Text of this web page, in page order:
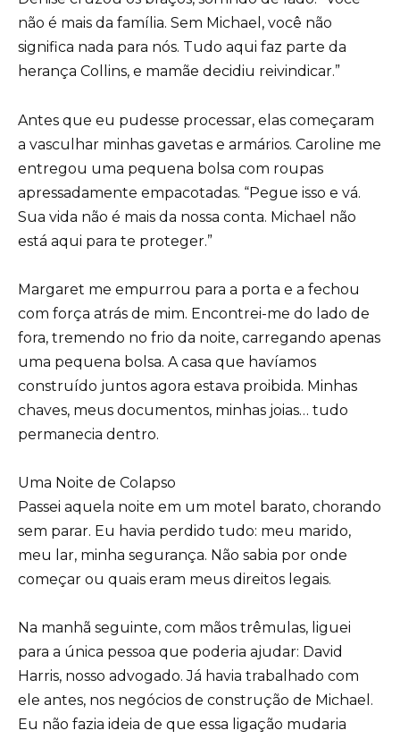
não é mais da família. Sem Michael, você não
significa nada para nós. Tudo aqui faz parte da
herança Collins, e mamãe decidiu reivindicar.”
Antes que eu pudesse processar, elas começaram
a vasculhar minhas gavetas e armários. Caroline me
entregou uma pequena bolsa com roupas
apressadamente empacotadas. “Pegue isso e vá.
Sua vida não é mais da nossa conta. Michael não
está aqui para te proteger.”
Margaret me empurrou para a porta e a fechou
com força atrás de mim. Encontrei-me do lado de
fora, tremendo no frio da noite, carregando apenas
uma pequena bolsa. A casa que havíamos
construído juntos agora estava proibida. Minhas
chaves, meus documentos, minhas joias… tudo
permanecia dentro.
Uma Noite de Colapso
Passei aquela noite em um motel barato, chorando
sem parar. Eu havia perdido tudo: meu marido,
meu lar, minha segurança. Não sabia por onde
começar ou quais eram meus direitos legais.
Na manhã seguinte, com mãos trêmulas, liguei
para a única pessoa que poderia ajudar: David
Harris, nosso advogado. Já havia trabalhado com
ele antes, nos negócios de construção de Michael.
Eu não fazia ideia de que essa ligação mudaria